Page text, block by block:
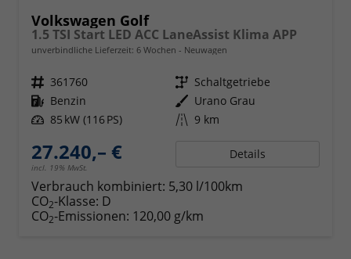
Volkswagen Golf
1.5 TSI Start LED ACC LaneAssist Klima APP
unverbindliche Lieferzeit: 6 Wochen Neuwagen
Fahrzeugnr. 361760 Getriebe Schaltgetriebe
Kraftstoff Benzin Außenfarbe Urano Grau
Leistung 85 kW (116 PS) Kilometerstand 9 km
27.240,– €
incl. 19% MwSt.
Details
Verbrauch kombiniert: 5,30 l/100km
CO2-Klasse: D
CO2-Emissionen: 120,00 g/km